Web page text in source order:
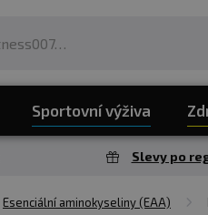
Sportovní výživa
Slevy po
Esenciální aminokyseliny (EAA)